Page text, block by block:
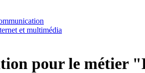
et multimédia
pour le métier